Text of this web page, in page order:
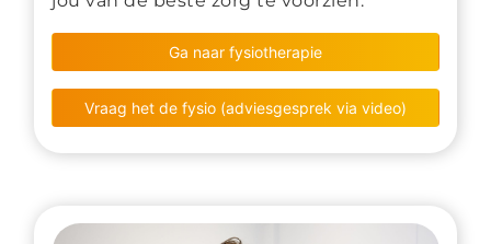
Ga naar fysiotherapie
Vraag het de fysio (adviesgesprek via video)